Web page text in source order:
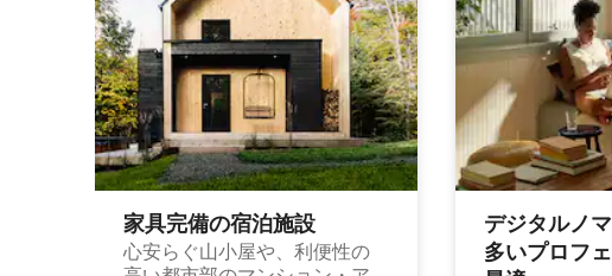
家具完備の宿⁠泊⁠施⁠設
心安らぐ山小屋や、利便性の
デジタルノ
多⁠いプ⁠ロ⁠フ⁠